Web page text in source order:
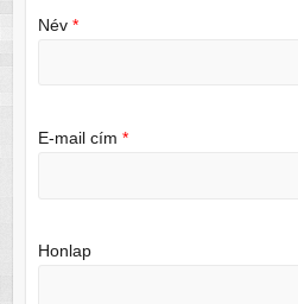
Név *
E-mail cím *
Honlap